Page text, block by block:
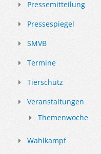
Pressemitteilung
Pressespiegel
SMVB
Termine
Tierschutz
Veranstaltungen
Themenwoche
Wahlkampf